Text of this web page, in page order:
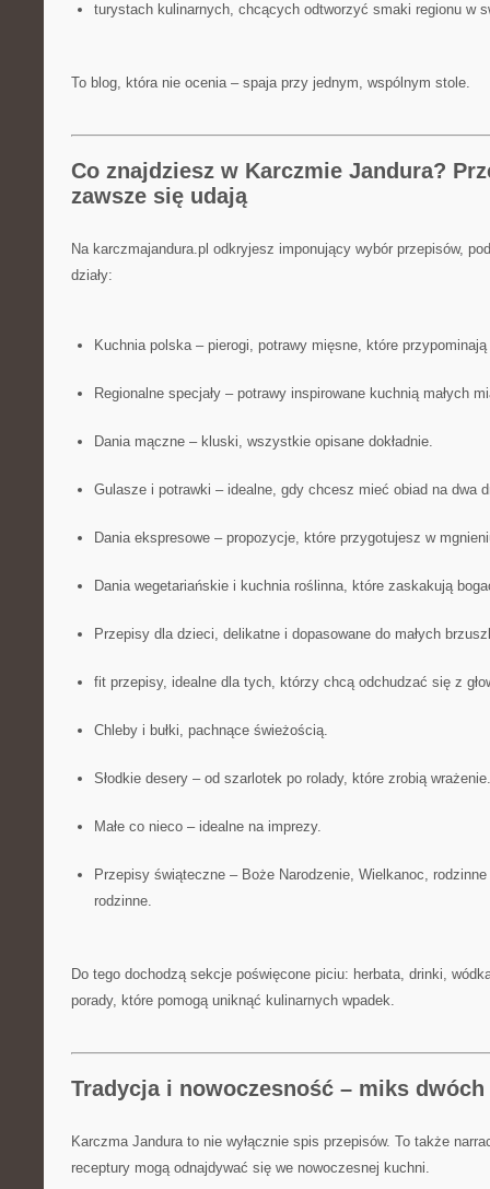
turystach kulinarnych, chcących odtworzyć smaki regionu w
To blog, która nie ocenia – spaja przy jednym, wspólnym stole.
Co znajdziesz w Karczmie Jandura?
zawsze się udają
Na karczmajandura.pl odkryjesz imponujący wybór przepisów,
działy:
Kuchnia polska – pierogi, potrawy mięsne, które
Regionalne specjały – potrawy inspirowane kuchnią małych
Dania mączne – kluski, wszystkie opisane dokładnie.
Gulasze i potrawki – idealne, gdy chcesz mieć obiad na dwa
Dania ekspresowe – propozycje, które przygotujesz w
Dania wegetariańskie i kuchnia roślinna, które zaskakują
Przepisy dla dzieci, delikatne i dopasowane do małych
fit przepisy, idealne dla tych, którzy chcą odchudzać się z
Chleby i bułki, pachnące świeżością.
Słodkie desery – od szarlotek po rolady, które zrobią wrażenie.
Małe co nieco – idealne na imprezy.
Przepisy świąteczne – Boże Narodzenie, Wielkanoc,
rodzinne.
Do tego dochodzą sekcje poświęcone piciu: herbata, drinki,
porady, które pomogą uniknąć kulinarnych wpadek.
Tradycja i nowoczesność – miks
Karczma Jandura to nie wyłącznie spis przepisów. To także
receptury mogą odnajdywać się we nowoczesnej kuchni.